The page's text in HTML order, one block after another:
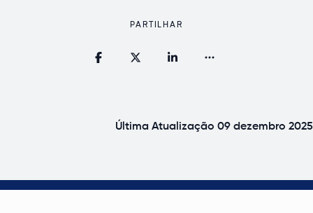
PARTILHAR
Última Atualização 09 dezembro 2025